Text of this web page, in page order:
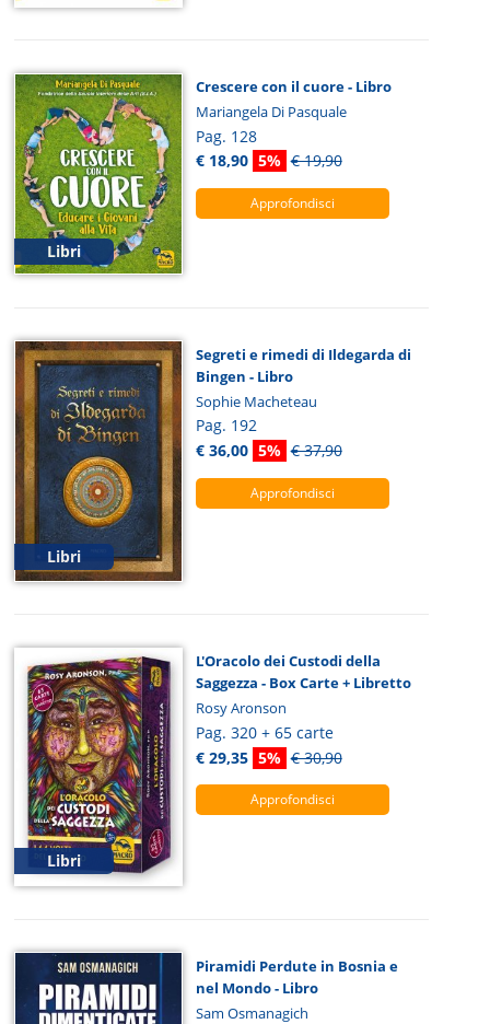
Libri
Crescere con il cuore - Libro
Mariangela Di Pasquale
Pag. 128
€ 18,90 5% € 19,90
Approfondisci
Libri
Segreti e rimedi di Ildegarda di
Bingen - Libro
Sophie Macheteau
Pag. 192
€ 36,00 5% € 37,90
Approfondisci
Libri
L'Oracolo dei Custodi della
Saggezza - Box Carte + Libretto
Rosy Aronson
Pag. 320 + 65 carte
€ 29,35 5% € 30,90
Approfondisci
Piramidi Perdute in Bosnia e
nel Mondo - Libro
Sam Osmanagich